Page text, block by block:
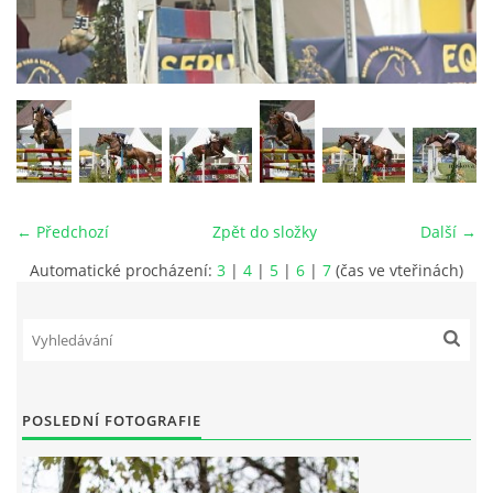
VIDEA
ODKAZY
NOVÝ PŘEKÁŽKOVÝ MATERIÁL
CENÍK SLUŽEB
MORAVSKOSLEZSKÉM KRAJI
NEDOSTAVILI NA PODZIMNÍ BRIGÁDU
← Předchozí Další →
Zpět do složky
Automatické procházení: 3 | 4 | 5 | 6 | 7 (čas ve vteřinách)
POSLEDNÍ FOTOGRAFIE